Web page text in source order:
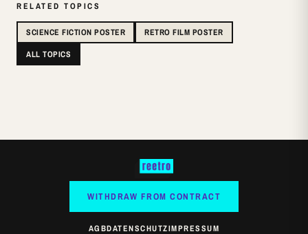
RELATED TOPICS
SCIENCE FICTION POSTER
RETRO FILM POSTER
ALL TOPICS
WITHDRAW FROM CONTRACT
AGBDATENSCHUTZIMPRESSUM